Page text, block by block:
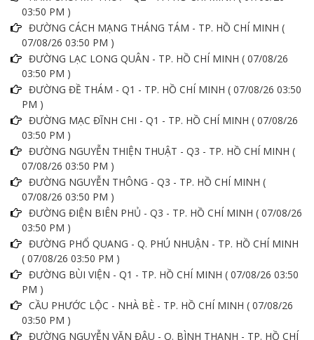
03:50 PM )
ĐƯỜNG CÁCH MẠNG THÁNG TÁM - TP. HỒ CHÍ MINH (
07/08/26 03:50 PM )
ĐƯỜNG LẠC LONG QUÂN - TP. HỒ CHÍ MINH ( 07/08/26
03:50 PM )
ĐƯỜNG ĐỀ THÁM - Q1 - TP. HỒ CHÍ MINH ( 07/08/26 03:50
PM )
ĐƯỜNG MẠC ĐĨNH CHI - Q1 - TP. HỒ CHÍ MINH ( 07/08/26
03:50 PM )
ĐƯỜNG NGUYỄN THIỆN THUẬT - Q3 - TP. HỒ CHÍ MINH (
07/08/26 03:50 PM )
ĐƯỜNG NGUYỄN THÔNG - Q3 - TP. HỒ CHÍ MINH (
07/08/26 03:50 PM )
ĐƯỜNG ĐIỆN BIÊN PHỦ - Q3 - TP. HỒ CHÍ MINH ( 07/08/26
03:50 PM )
ĐƯỜNG PHỔ QUANG - Q. PHÚ NHUẬN - TP. HỒ CHÍ MINH
( 07/08/26 03:50 PM )
ĐƯỜNG BÙI VIỆN - Q1 - TP. HỒ CHÍ MINH ( 07/08/26 03:50
PM )
CẦU PHƯỚC LỘC - NHÀ BÈ - TP. HỒ CHÍ MINH ( 07/08/26
03:50 PM )
ĐƯỜNG NGUYỄN VĂN ĐẬU - Q. BÌNH THẠNH - TP. HỒ CHÍ